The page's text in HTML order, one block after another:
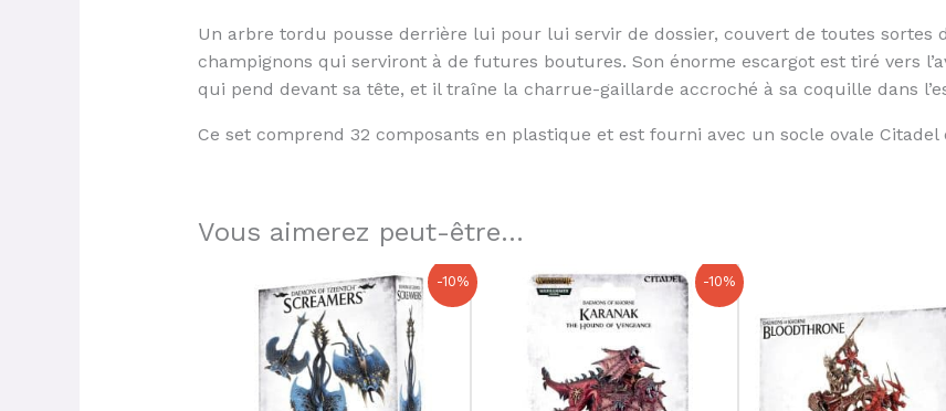
Un arbre tordu pousse derrière lui pour lui servir de dossier, couvert de toutes sortes
champignons qui serviront à de futures boutures. Son énorme escargot est tiré vers
qui pend devant sa tête, et il traîne la charrue-gaillarde accroché à sa coquille dans
Ce set comprend 32 composants en plastique et est fourni avec un socle ovale Citadel
Vous aimerez peut-être...
-10%
prix
initial
était :
32,50 €.
Le
prix
actuel
est :
29,25 €.
-10%
Le
prix
initial
était :
34,50 €.
Le
actuel
est :
31,05 €.
initial
était :
37,00 €.
actuel
33,30